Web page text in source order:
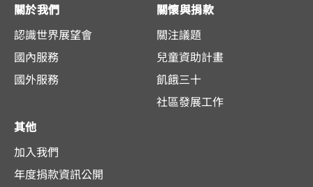
關於我們
認識世界展望會
國內服務
國外服務
關懷與捐款
關注議題
兒童資助計畫
飢餓三十
社區發展工作
其他
加入我們
年度捐款資訊公開